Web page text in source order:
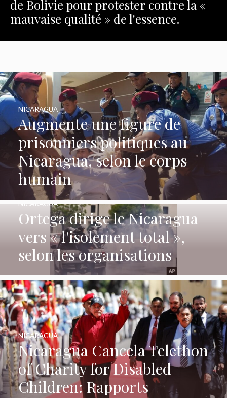
de Bolivie pour protester contre la «
mauvaise qualité » de l'essence.
Augmente une figure de
prisonniers politiques au
Nicaragua, selon le corps
humain
NICARAGUA
Ortega dirige le Nicaragua
vers « l'isolement total »,
selon les organisations
NICARAGUA
Nicaragua Cancela Telethon
of Charity for Disabled
Children: Rapports
NICARAGUA